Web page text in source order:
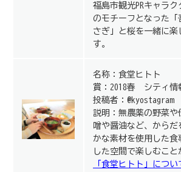
福島市観光PRキャラク
のモチーフとなった「
さぎ」と桜を一緒に楽
す。
名称：食堂ヒトト
賞：2018春 シティ情
投稿者：@kyostagram
説明：無農薬の野菜や
噌や醤油など、からだ
かな素材を使用した食
した空間で楽しむこと
「食堂ヒトト」につい